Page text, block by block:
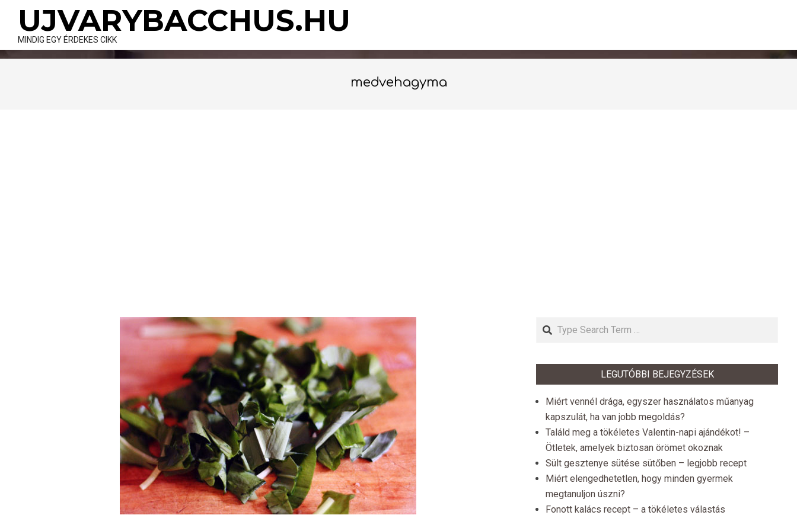
contentUJVARYBACCHUS.HU
MINDIG EGY ÉRDEKES CIKK
medvehagyma
Search
LEGUTÓBBI BEJEGYZÉSEK
Miért vennél drága, egyszer használatos műanyag
kapszulát, ha van jobb megoldás?
Találd meg a tökéletes Valentin-napi ajándékot! –
Ötletek, amelyek biztosan örömet okoznak
Sült gesztenye sütése sütőben – legjobb recept
Miért elengedhetetlen, hogy minden gyermek
megtanuljon úszni?
Fonott kalács recept – a tökéletes válastás